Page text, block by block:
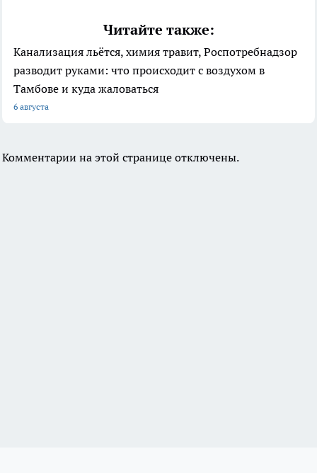
Читайте также:
Канализация льётся, химия травит, Роспотребнадзор
разводит руками: что происходит с воздухом в
Тамбове и куда жаловаться
6 августа
Комментарии на этой странице отключены.